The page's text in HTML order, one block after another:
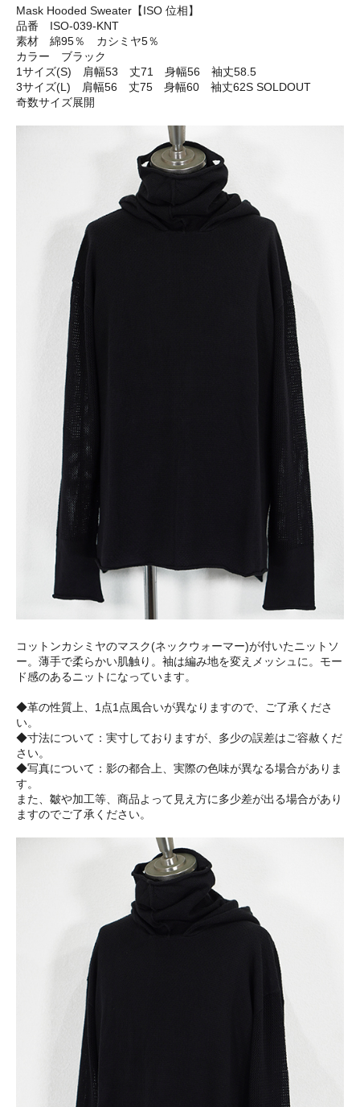
Mask Hooded Sweater【ISO 位相】
品番 ISO-039-KNT
素材 綿95％ カシミヤ5％
カラー ブラック
1サイズ(S) 肩幅53 丈71 身幅56 袖丈58.5
3サイズ(L) 肩幅56 丈75 身幅60 袖丈62S SOLDOUT
奇数サイズ展開
コットンカシミヤのマスク(ネックウォーマー)が付いたニットソ
ー。薄手で柔らかい肌触り。袖は編み地を変えメッシュに。モー
ド感のあるニットになっています。
◆革の性質上、1点1点風合いが異なりますので、ご了承くださ
い。
◆寸法について：実寸しておりますが、多少の誤差はご容赦くだ
さい。
◆写真について：影の都合上、実際の色味が異なる場合がありま
す。
また、皺や加工等、商品よって見え方に多少差が出る場合があり
ますのでご了承ください。